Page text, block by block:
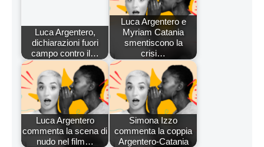
Luca Argentero,
dichiarazioni fuori
campo contro il…
Luca Argentero e
Myriam Catania
smentiscono la
crisi…
Luca Argentero
commenta la scena di
nudo nel film…
Simona Izzo
commenta la coppia
Argentero-Catania